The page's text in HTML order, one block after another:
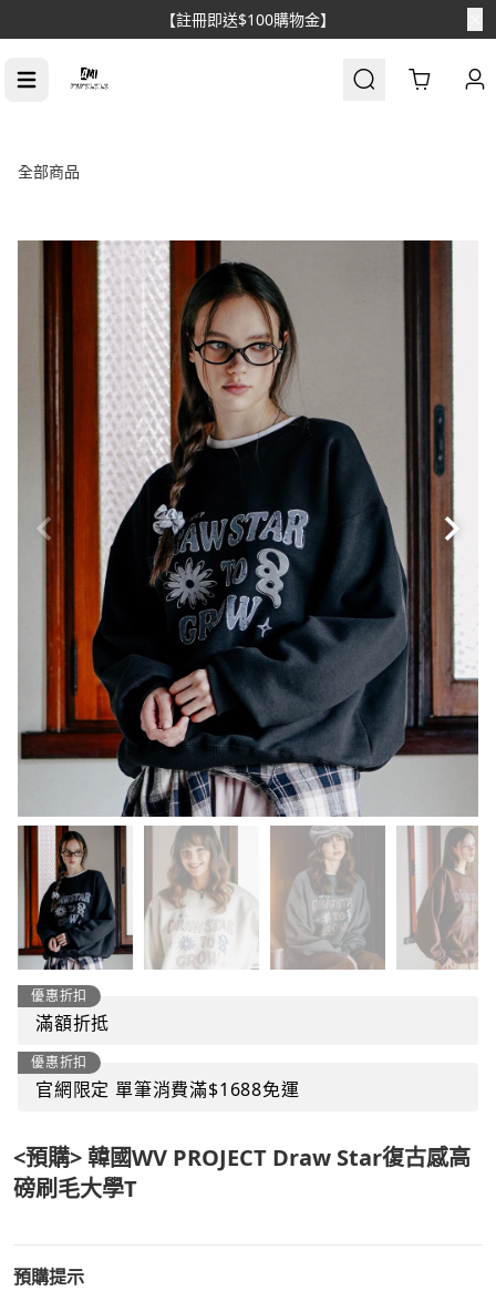
【消費滿$1688免運】
Cart
全部商品
優惠折扣
滿額折抵
優惠折扣
官網限定 單筆消費滿$1688免運
<預購> 韓國WV PROJECT Draw Star復古感高
磅刷毛大學T
預購提示